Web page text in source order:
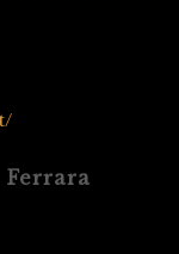
Ferrara